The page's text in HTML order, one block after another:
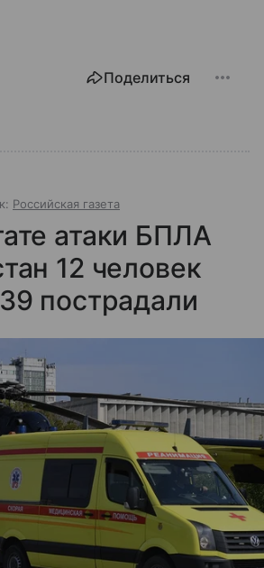
Поделиться
Российская газета
атаки БПЛА
12 человек
пострадали